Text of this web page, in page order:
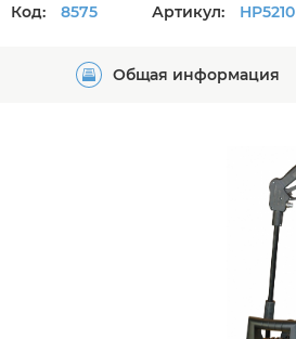
Код: 8575 Артикул: HP5210
Общая информация